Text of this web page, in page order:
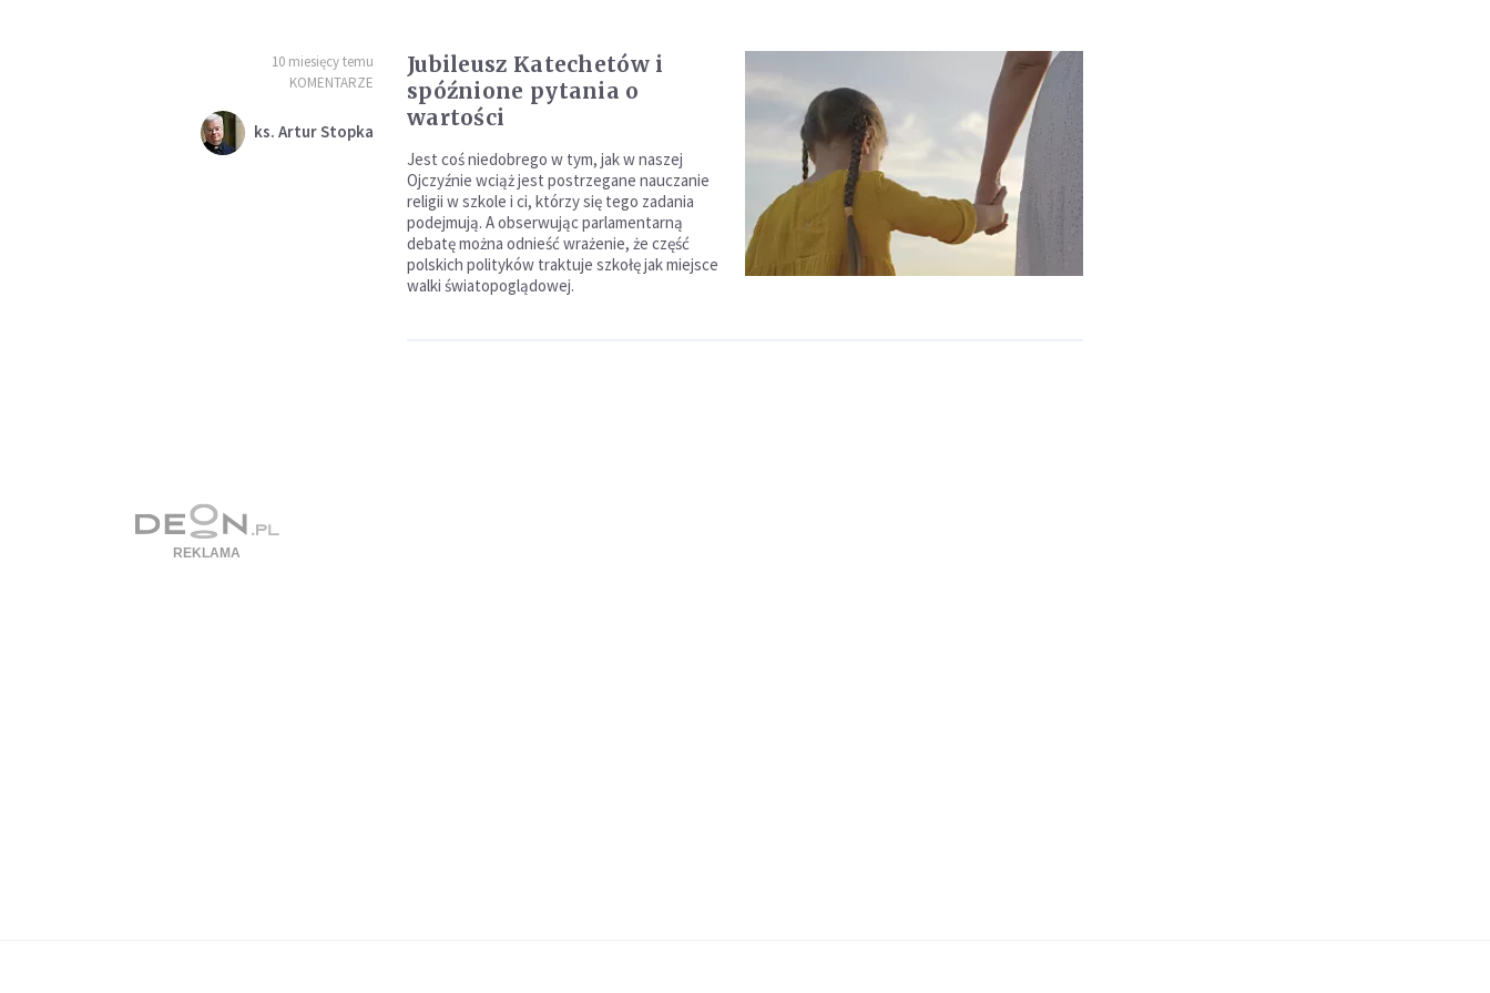
10 miesięcy temu
KOMENTARZE
ks. Artur Stopka
Jubileusz Katechetów i
spóźnione pytania o
wartości
Jest coś niedobrego w tym, jak w naszej
Ojczyźnie wciąż jest postrzegane nauczanie
religii w szkole i ci, którzy się tego zadania
podejmują. A obserwując parlamentarną
debatę można odnieść wrażenie, że część
polskich polityków traktuje szkołę jak miejsce
walki światopoglądowej.